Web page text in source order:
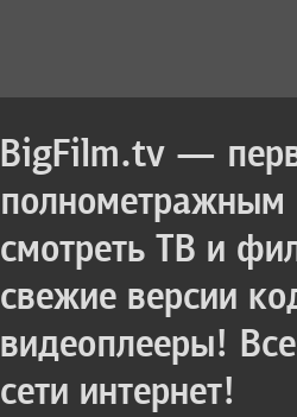
BigFilm.tv —
полнометражным
смотреть ТВ и
свежие версии
видеоплееры!
сети интернет!